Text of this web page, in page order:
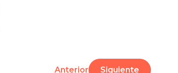
Anterior Siguiente